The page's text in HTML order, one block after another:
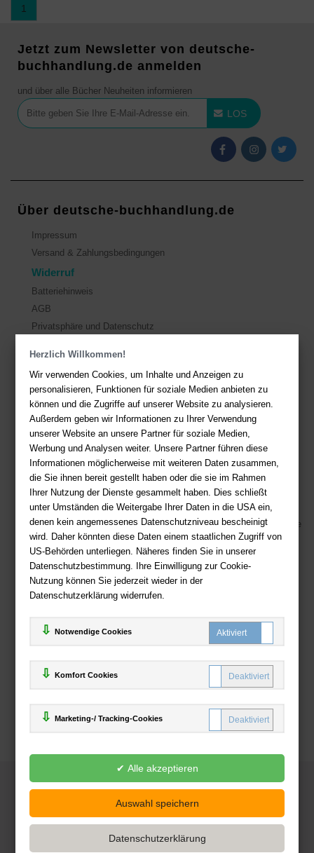
Herzlich Willkommen!
Wir verwenden Cookies, um Inhalte und Anzeigen zu
personalisieren, Funktionen für soziale Medien anbieten zu
können und die Zugriffe auf unserer Website zu analysieren.
Außerdem geben wir Informationen zu Ihrer Verwendung
unserer Website an unsere Partner für soziale Medien,
Werbung und Analysen weiter. Unsere Partner führen diese
Informationen möglicherweise mit weiteren Daten zusammen,
die Sie ihnen bereit gestellt haben oder die sie im Rahmen
Ihrer Nutzung der Dienste gesammelt haben. Dies schließt
unter Umständen die Weitergabe Ihrer Daten in die USA ein,
denen kein angemessenes Datenschutzniveau bescheinigt
wird. Daher könnten diese Daten einem staatlichen Zugriff von
US-Behörden unterliegen. Näheres finden Sie in unserer
Datenschutzbestimmung. Ihre Einwilligung zur Cookie-
Nutzung können Sie jederzeit wieder in der
Datenschutzerklärung widerrufen.
Notwendige Cookies
Komfort Cookies
Marketing-/ Tracking-Cookies
1
Jetzt zum Newsletter von deutsche-
buchhandlung.de anmelden
und über alle Bücher Neuheiten informieren
LOS
Über deutsche-buchhandlung.de
Impressum
Versand & Zahlungsbedingungen
Widerruf
Batteriehinweis
AGB
Privatsphäre und Datenschutz
Sie haben Fragen? Hier finden Sie Antworten auf häufig gestellte
Fragen.
Fragen per E-Mail: service@deutsche-buchhandlung.de
Telefon: +49 (0)511 - 982 684 41
Ihre Vorteile bei uns
Kostenloser Versand ab 36,- EUR Bestellwert
Sicherer Online Shop und Zahlung mit SSL-Verschlüsselung
Viele Zahlungsmethoden wie PayPal, Amazon Payment, Vorkasse
Zahlweisen
Deutsche-Buchhandlung.de
www.deutsche-buchhandlung.de ist ein Angebot der
Handelsgesellschaft mbH
Powered by Inooga